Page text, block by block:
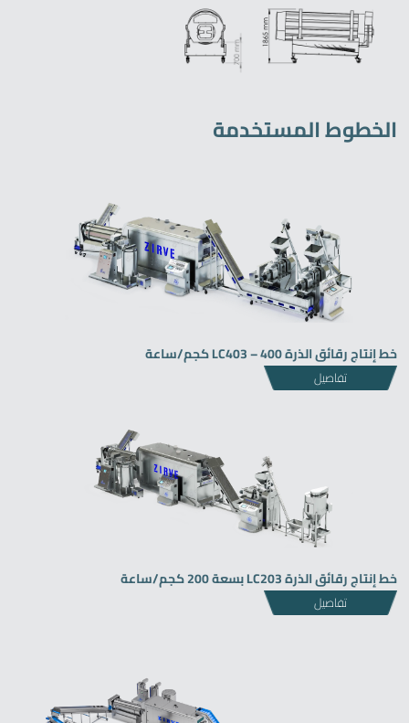
الخطوط المستخدمة
خط إنتاج رقائق الذرة LC403 – 400 كجم/ساعة
تفاصيل
خط إنتاج رقائق الذرة LC203 بسعة 200 كجم/ساعة
تفاصيل
Zirve Extrussion